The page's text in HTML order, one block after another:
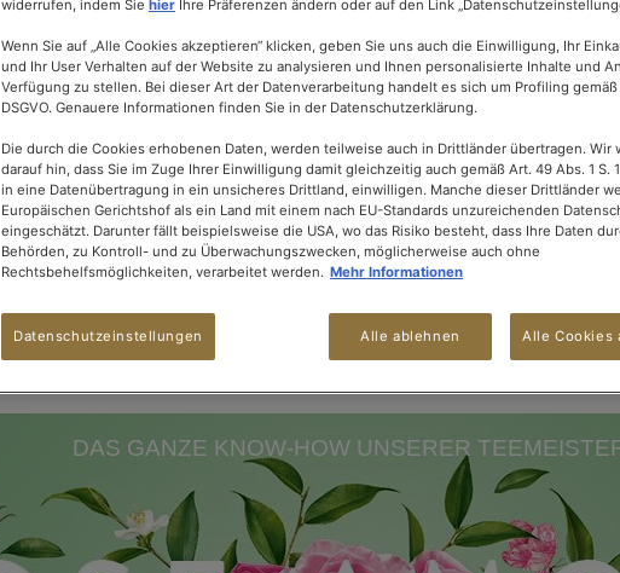
DAS GANZE KNOW-HOW UNSERER
widerrufen, indem Sie hier Ihre Präferenzen ändern oder auf den Link
Wenn Sie auf „Alle Cookies akzeptieren“ klicken, geben Sie uns auch die Einwilligung, Ihr
und Ihr User Verhalten auf der Website zu analysieren und Ihnen personalisierte Inhalte und
Verfügung zu stellen. Bei dieser Art der Datenverarbeitung handelt es sich um Profiling gemäß
DSGVO. Genauere Informationen finden Sie in der Datenschutzerklärung.
Die durch die Cookies erhobenen Daten, werden teilweise auch in Drittländer übertragen. Wir
darauf hin, dass Sie im Zuge Ihrer Einwilligung damit gleichzeitig auch gemäß Art. 49 Abs. 1 S.
in eine Datenübertragung in ein unsicheres Drittland, einwilligen. Manche dieser Drittländer
Europäischen Gerichtshof als ein Land mit einem nach EU-Standards unzureichenden
eingeschätzt. Darunter fällt beispielsweise die USA, wo das Risiko besteht, dass Ihre Daten
Behörden, zu Kontroll- und zu Überwachungszwecken, möglicherweise auch ohne
Rechtsbehelfsmöglichkeiten, verarbeitet werden. Mehr Informationen
Alle ablehnen Alle Cookies
Datenschutzeinstellungen